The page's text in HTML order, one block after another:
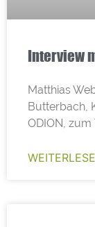
Interview
Matthias
Butterbach,
ODION, zum